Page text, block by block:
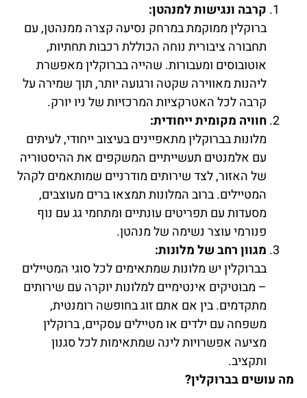
קרבה ונגישות למנהטן:
ברוקלין ממוקמת במרחק נסיעה קצרה ממנהטן, עם
תחבורה ציבורית נוחה הכוללת רכבות תחתיות,
אוטובוסים ומעבורות. שהייה בברוקלין מאפשרת
ליהנות מאווירה שקטה ורגועה יותר, תוך שמירה על
קרבה לכל האטרקציות המרכזיות של ניו יורק.
חוויה מקומית ייחודית:
מלונות בברוקלין מתאפיינים בעיצוב ייחודי, לעיתים
עם אלמנטים תעשייתיים המשקפים את ההיסטוריה
של האזור, לצד שירותים מודרניים שמותאמים לקהל
המטיילים. ברוב המלונות תמצאו ברים מעוצבים,
מסעדות עם תפריטים עונתיים ומתחמי גג עם נוף
פנורמי עוצר נשימה של מנהטן.
מגוון רחב של מלונות:
בברוקלין יש מלונות שמתאימים לכל סוגי המטיילים
– מבוטיקים אינטימיים למלונות יוקרה עם שירותים
מתקדמים. בין אם אתם זוג בחופשה רומנטית,
משפחה עם ילדים או מטיילים עסקיים, ברוקלין
מציעה אפשרויות לינה שמתאימות לכל סגנון
ותקציב.
מה עושים בברוקלין?